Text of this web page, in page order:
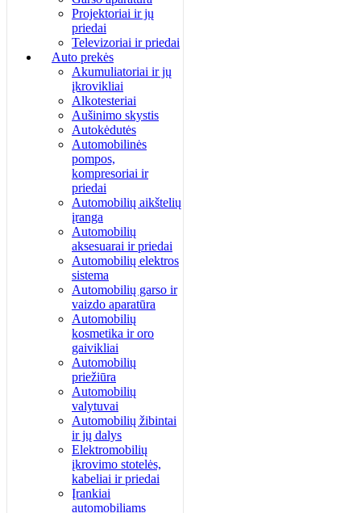
Projektoriai ir jų
priedai
Televizoriai ir priedai
Auto prekės
Akumuliatoriai ir jų
įkrovikliai
Alkotesteriai
Aušinimo skystis
Autokėdutės
Automobilinės
pompos,
kompresoriai ir
priedai
Automobilių aikštelių
įranga
Automobilių
aksesuarai ir priedai
Automobilių elektros
sistema
Automobilių garso ir
vaizdo aparatūra
Automobilių
kosmetika ir oro
gaivikliai
Automobilių
priežiūra
Automobilių
valytuvai
Automobilių žibintai
ir jų dalys
Elektromobilių
įkrovimo stotelės,
kabeliai ir priedai
Įrankiai
automobiliams